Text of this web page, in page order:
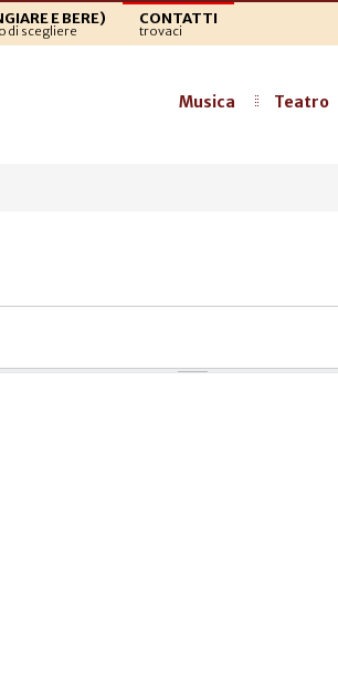
E BERE)
di scegliere
CONTATTI
trovaci
Musica Teatro